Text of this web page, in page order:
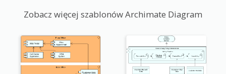
Zobacz więcej szablonów Archimate Diagram